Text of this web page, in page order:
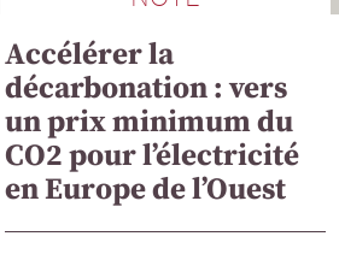
Accélérer la
décarbonation : vers
un prix minimum du
CO2 pour l’électricité
en Europe de l’Ouest